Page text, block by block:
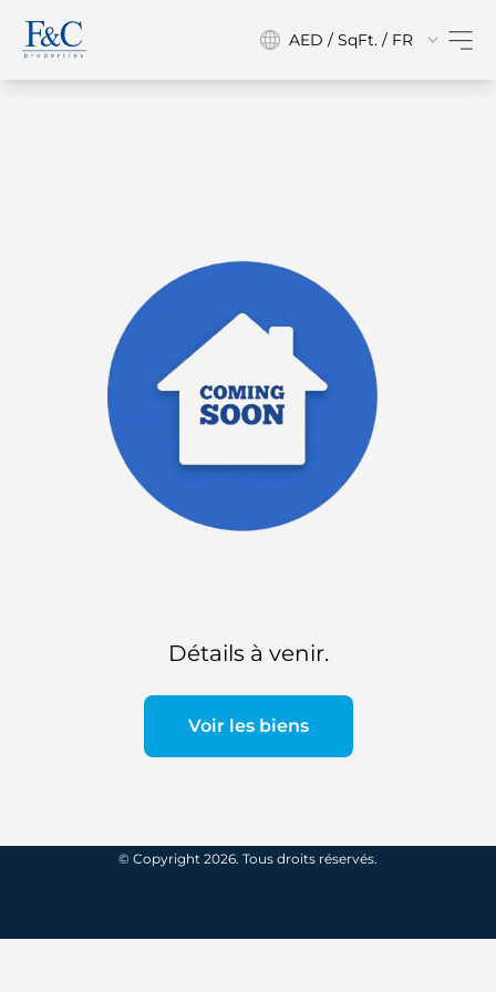
AED / SqFt. / FR
Détails à venir.
Voir les biens
© Copyright 2026. Tous droits réservés.